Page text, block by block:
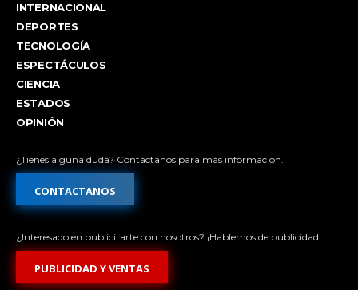
INTERNACIONAL
DEPORTES
TECNOLOGÍA
ESPECTÁCULOS
CIENCIA
ESTADOS
OPINIÓN
¿Tienes alguna duda? Contáctanos para más información.
CONTACTANOS
¿Interesado en publicitarte con nosotros? ¡Hablemos de publicidad!
PUBLICIDAD Y VENTAS